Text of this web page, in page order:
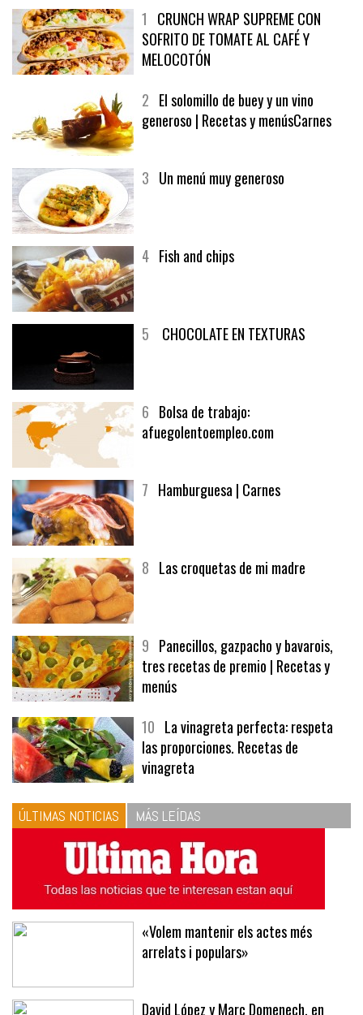
1CRUNCH WRAP SUPREME CON
SOFRITO DE TOMATE AL CAFÉ Y
MELOCOTÓN
2El solomillo de buey y un vino
6Bolsa de trabajo:
9Panecillos, gazpacho y bavarois,
tres recetas de premio | Recetas y
menús
10La vinagreta perfecta: respeta
las proporciones. Recetas de
vinagreta
ÚLTIMAS NOTICIAS MÁS LEÍDAS
«Volem mantenir els actes més